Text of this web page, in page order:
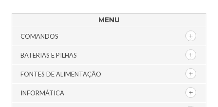
MENU
COMANDOS
BATERIAS E PILHAS
FONTES DE ALIMENTAÇÃO
INFORMÁTICA